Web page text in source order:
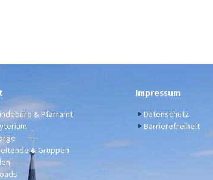
& Pfarramt
& Gruppen
Impressum
Datenschutz
Barrierefreiheit